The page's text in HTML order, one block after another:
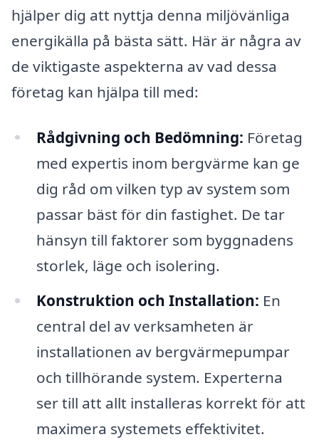
hjälper dig att nyttja denna miljövänliga
energikälla på bästa sätt. Här är några av
de viktigaste aspekterna av vad dessa
företag kan hjälpa till med:
Rådgivning och Bedömning: Företag
med expertis inom bergvärme kan ge
dig råd om vilken typ av system som
passar bäst för din fastighet. De tar
hänsyn till faktorer som byggnadens
storlek, läge och isolering.
Konstruktion och Installation: En
central del av verksamheten är
installationen av bergvärmepumpar
och tillhörande system. Experterna
ser till att allt installeras korrekt för att
maximera systemets effektivitet.